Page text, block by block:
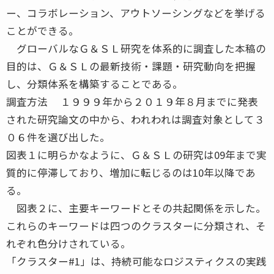
ー、コラボレーション、アウトソーシングなどを挙げる
ことができる。
グローバルなＧ＆ＳＬ研究を体系的に調査した本稿の
目的は、Ｇ＆ＳＬの最新技術・課題・研究動向を把握
し、分類体系を構築することである。
調査方法 １９９９年から２０１９年８月までに発表
された研究論文の中から、われわれは調査対象として３
０６件を選び出した。
図表１に明らかなように、Ｇ＆ＳＬの研究は09年まで実
質的に停滞しており、増加に転じるのは10年以降であ
る。
図表２に、主要キーワードとその共起関係を示した。
これらのキーワードは四つのクラスターに分類され、そ
れぞれ色分けされている。
「クラスター#1」は、持続可能なロジスティクスの実践